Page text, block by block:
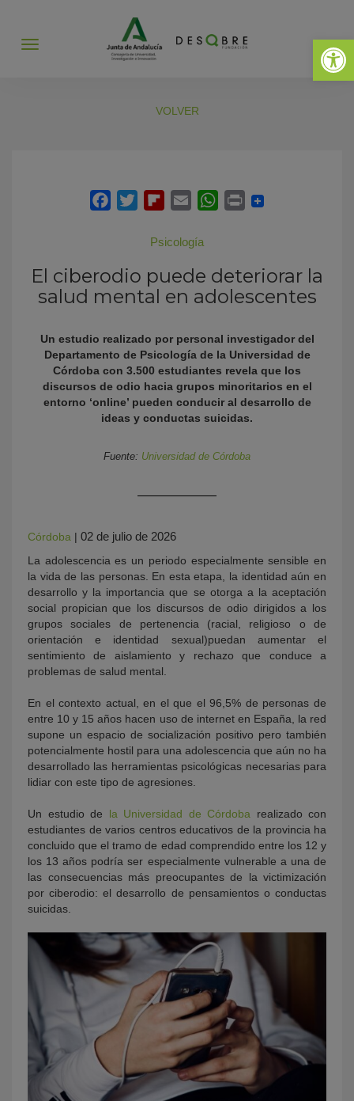
Abrir
Abrir
VOLVER
Psicología
El ciberodio puede deteriorar la
salud mental en adolescentes
Un estudio realizado por personal investigador del
Departamento de Psicología de la Universidad de
Córdoba con 3.500 estudiantes revela que los
discursos de odio hacia grupos minoritarios en el
entorno ‘online’ pueden conducir al desarrollo de
ideas y conductas suicidas.
Fuente: Universidad de Córdoba
Córdoba | 02 de julio de 2026
La adolescencia es un periodo especialmente sensible en
la vida de las personas. En esta etapa, la identidad aún en
desarrollo y la importancia que se otorga a la aceptación
social propician que los discursos de odio dirigidos a los
grupos sociales de pertenencia (racial, religioso o de
orientación e identidad sexual)puedan aumentar el
sentimiento de aislamiento y rechazo que conduce a
problemas de salud mental.
En el contexto actual, en el que el 96,5% de personas de
entre 10 y 15 años hacen uso de internet en España, la red
supone un espacio de socialización positivo pero también
potencialmente hostil para una adolescencia que aún no ha
desarrollado las herramientas psicológicas necesarias para
lidiar con este tipo de agresiones.
Un estudio de la Universidad de Córdoba realizado con
estudiantes de varios centros educativos de la provincia ha
concluido que el tramo de edad comprendido entre los 12 y
los 13 años podría ser especialmente vulnerable a una de
las consecuencias más preocupantes de la victimización
por ciberodio: el desarrollo de pensamientos o conductas
suicidas.